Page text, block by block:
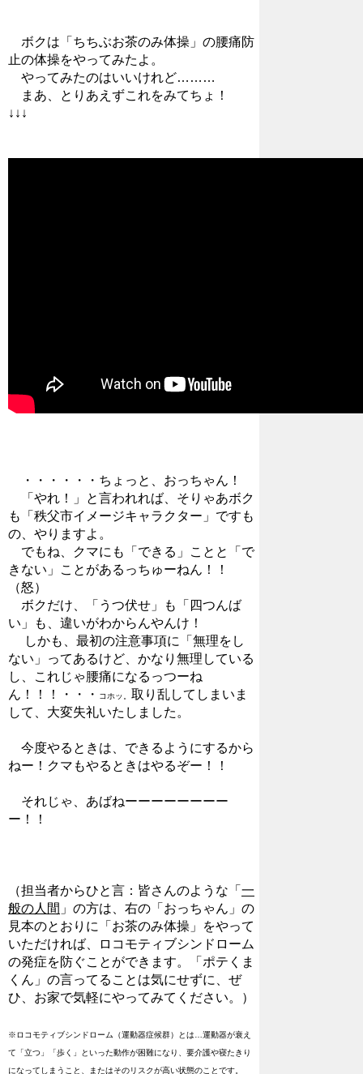
ボクは「ちちぶお茶のみ体操」の腰痛防
止の体操をやってみたよ。
やってみたのはいいけれど………
まあ、とりあえずこれをみてちょ！
↓↓↓
・・・・・・ちょっと、おっちゃん！
「やれ！」と言われれば、そりゃあボク
も「秩父市イメージキャラクター」ですも
の、やりますよ。
でもね、クマにも「できる」ことと「で
きない」ことがあるっちゅーねん！！
（怒）
ボクだけ、「うつ伏せ」も「四つんば
い」も、違いがわからんやんけ！
しかも、最初の注意事項に「無理をし
ない」ってあるけど、かなり無理している
し、これじゃ腰痛になるっつーね
ん！！！・・・
コホッ。 取り乱してしまいま
して、大変失礼いたしました。
今度やるときは、できるようにするから
ねー！クマもやるときはやるぞー！！
それじゃ、あばねーーーーーーーー
ー！！
（担当者からひと言：皆さんのような「 一
般の人間 」の方は、右の「おっちゃん」の
見本のとおりに「お茶のみ体操」をやって
いただければ、ロコモティブシンドローム
の発症を防ぐことができます。「ポテくま
くん」の言ってることは気にせずに、ぜ
ひ、お家で気軽にやってみてください。）
※ロコモティブシンドローム（運動器症候群）とは…運動器が衰え
て「立つ」「歩く」といった動作が困難になり、要介護や寝たきり
になってしまうこと、またはそのリスクが高い状態のことです。